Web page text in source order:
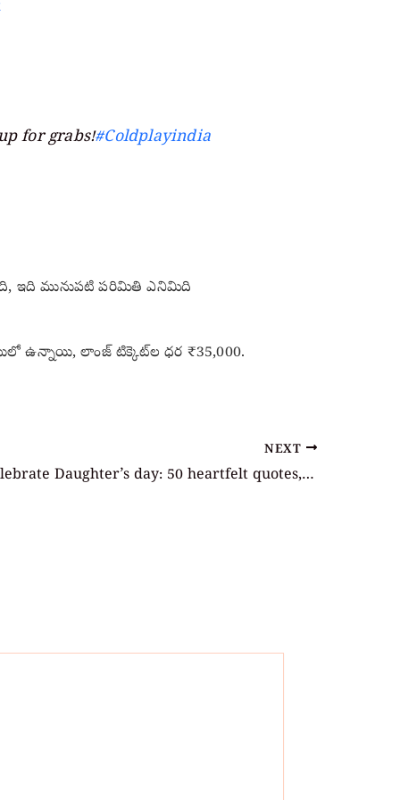
for grabs!#Coldplayindia
ఇది మునుపటి పరిమితి ఎనిమిది
ఉన్నాయి, లాంజ్ టిక్కెట్‌ల ధర ₹35,000.
NEXT
Why We Celebrate Daughter’s day: 50 heartfelt quotes, wishes, and messages for Daughters Day